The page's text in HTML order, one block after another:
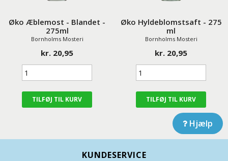
Øko Æblemost - Blandet -
275ml
Bornholms Mosteri
kr. 20,95
Øko Hyldeblomstsaft - 275
ml
Bornholms Mosteri
kr. 20,95
Hjælp
KUNDESERVICE